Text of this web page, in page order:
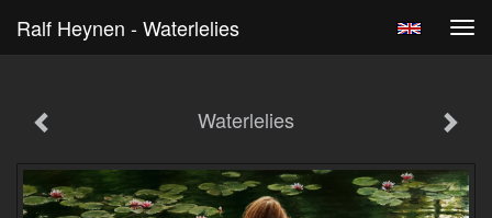
Ralf Heynen - Waterlelies
Waterlelies